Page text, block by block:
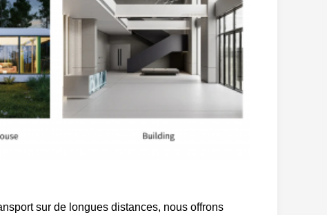
sur de longues distances, nous offrons